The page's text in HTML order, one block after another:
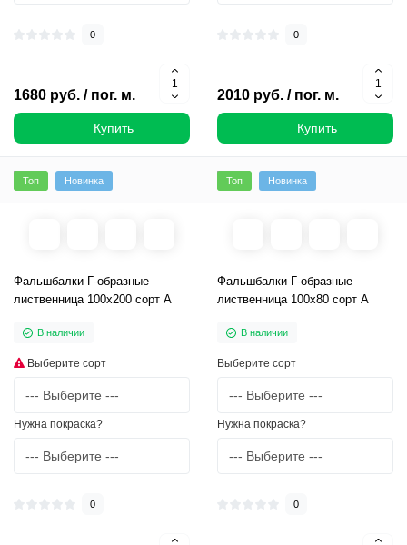
0
1680 руб. / пог. м.
Купить
0
2010 руб. / пог. м.
Купить
Топ Новинка
Фальшбалки Г-образные
лиственница 100х200 сорт А
В наличии
Выберите сорт
Нужна покраска?
0
Топ Новинка
Фальшбалки Г-образные
лиственница 100х80 сорт А
В наличии
Выберите сорт
Нужна покраска?
0